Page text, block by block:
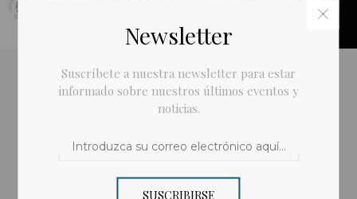
Añadir a la lista de deseos
Enviar a un amigo
Por favor, introduzca su precio:
Newsletter
Suscríbete a nuestra newsletter para estar
informado sobre nuestros últimos eventos y
noticias.
SUSCRIBIRSE